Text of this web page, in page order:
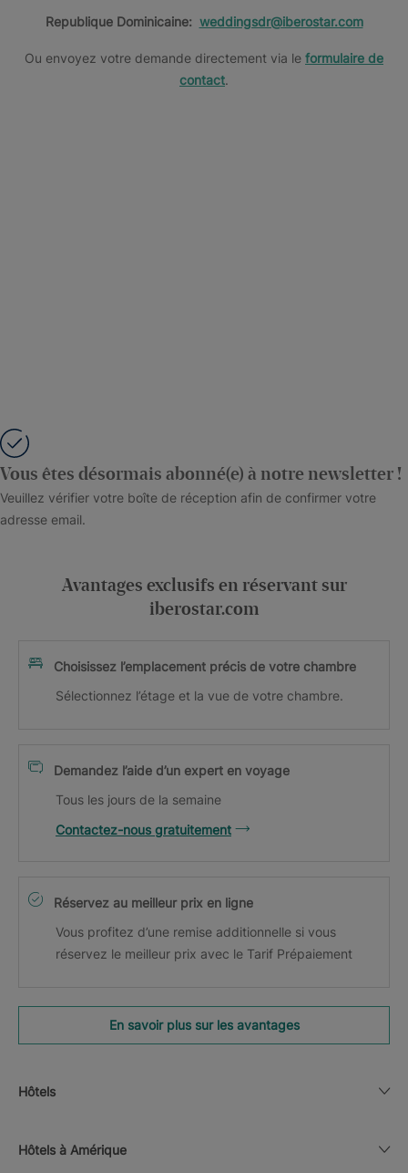
Republique Dominicaine: weddingsdr@iberostar.com
Ou envoyez votre demande directement via le formulaire de
contact.
Vous êtes désormais abonné(e) à notre newsletter !
Veuillez vérifier votre boîte de réception afin de confirmer votre
adresse email.
Avantages exclusifs en réservant sur
iberostar.com
Choisissez l’emplacement précis de votre chambre
Sélectionnez l’étage et la vue de votre chambre.
Demandez l’aide d’un expert en voyage
Tous les jours de la semaine
Contactez-nous gratuitement
Réservez au meilleur prix en ligne
Vous profitez d’une remise additionnelle si vous
réservez le meilleur prix avec le Tarif Prépaiement
En savoir plus sur les avantages
Hôtels
Hôtels à Amérique